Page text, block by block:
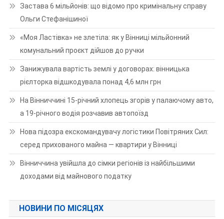
Застава 6 мільйонів: що відомо про кримінальну справу
Ольги Стефанішиної
«Моя Ластівка» не злетіла: як у Вінниці мільйонний
комунальний проєкт дійшов до ручки
Занижувала вартість землі у договорах: вінницька
рієлторка відшкодувала понад 4,6 млн грн
На Вінниччині 15-річний хлопець згорів у палаючому авто,
а 19-річного водія розчавив автопоїзд
Нова підозра екскомандувачу логістики Повітряних Сил:
серед прихованого майна — квартири у Вінниці
Вінниччина увійшла до сімки регіонів із найбільшими
доходами від майнового податку
НОВИНИ ПО МІСЯЦЯХ